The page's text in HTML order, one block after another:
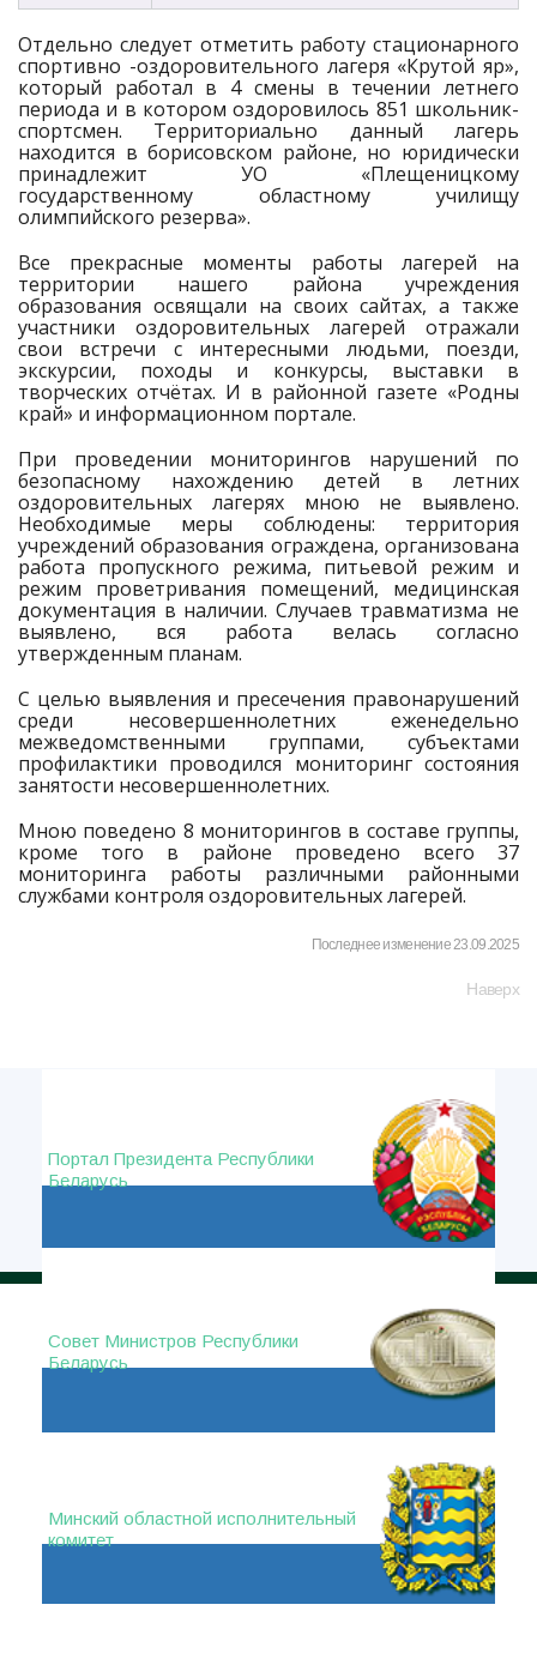
Отдельно следует отметить работу стационарного
спортивно -оздоровительного лагеря «Крутой яр»,
который работал в 4 смены в течении летнего
периода и в котором оздоровилось 851 школьник-
спортсмен. Территориально данный лагерь
находится в борисовском районе, но юридически
принадлежит УО «Плещеницкому
государственному областному училищу
олимпийского резерва».
Все прекрасные моменты работы лагерей на
территории нашего района учреждения
образования освящали на своих сайтах, а также
участники оздоровительных лагерей отражали
свои встречи с интересными людьми, поезди,
экскурсии, походы и конкурсы, выставки в
творческих отчётах. И в районной газете «Родны
край» и информационном портале.
При проведении мониторингов нарушений по
безопасному нахождению детей в летних
оздоровительных лагерях мною не выявлено.
Необходимые меры соблюдены: территория
учреждений образования ограждена, организована
работа пропускного режима, питьевой режим и
режим проветривания помещений, медицинская
документация в наличии. Случаев травматизма не
выявлено, вся работа велась согласно
утвержденным планам.
С целью выявления и пресечения правонарушений
среди несовершеннолетних еженедельно
межведомственными группами, субъектами
профилактики проводился мониторинг состояния
занятости несовершеннолетних.
Мною поведено 8 мониторингов в составе группы,
кроме того в районе проведено всего 37
мониторинга работы различными районными
службами контроля оздоровительных лагерей.
Последнее изменение 23.09.2025
Наверх
Портал Президента Республики
Беларусь
Совет Министров Республики
Беларусь
Минский областной исполнительный
комитет